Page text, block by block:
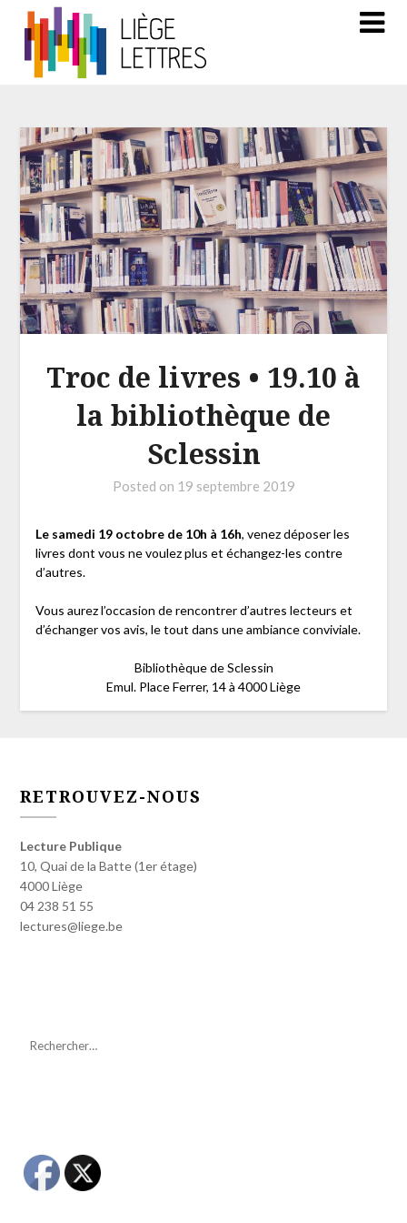
Troc de livres • 19.10 à
la bibliothèque de
Sclessin
Posted on 19 septembre 2019
Le samedi 19 octobre de 10h à 16h, venez déposer les
livres dont vous ne voulez plus et échangez-les contre
d’autres.
Vous aurez l’occasion de rencontrer d’autres lecteurs et
d’échanger vos avis, le tout dans une ambiance conviviale.
Bibliothèque de Sclessin
Emul. Place Ferrer, 14 à 4000 Liège
RETROUVEZ-NOUS
Lecture Publique
10, Quai de la Batte (1er étage)
4000 Liège
04 238 51 55
lectures@liege.be